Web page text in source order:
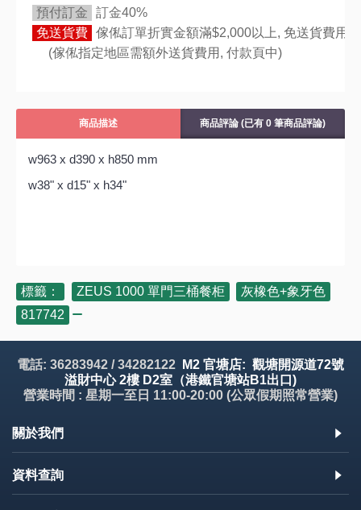
預付訂金
訂金40%
免送貨費 傢俬訂單折實金額滿$2,000以上, 免送貨費用,
(傢俬指定地區需額外送貨費用, 付款頁中)
商品描述 商品評論 (已有 0 筆商品評論)
w963 x d390 x h850 mm
w38" x d15" x h34"
標籤： ZEUS 1000 單門三桶餐柜 灰橡色+象牙色
817742
電話: 36283942 / 34282122
M2 官塘店: 觀塘開源道72號
溢財中心 2樓 D2室（港鐵官塘站B1出口)
營業時間 : 星期一至日 11:00-20:00 (公眾假期照常營業)
關於我們
資料查詢